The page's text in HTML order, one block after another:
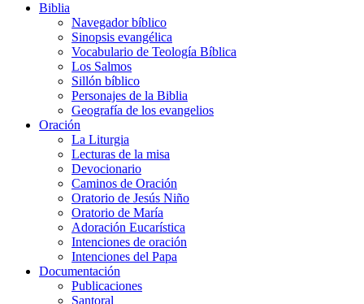
Biblia
Navegador bíblico
Sinopsis evangélica
Vocabulario de Teología Bíblica
Los Salmos
Sillón bíblico
Personajes de la Biblia
Geografía de los evangelios
Oración
La Liturgia
Lecturas de la misa
Devocionario
Caminos de Oración
Oratorio de Jesús Niño
Oratorio de María
Adoración Eucarística
Intenciones de oración
Intenciones del Papa
Documentación
Publicaciones
Santoral